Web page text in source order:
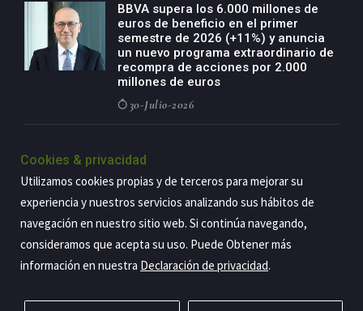
BBVA supera los 6.000 millones de
euros de beneficio en el primer
semestre de 2026 (+11%) y anuncia
un nuevo programa extraordinario de
recompra de acciones por 2.000
millones de euros
30-Julio-2026
negocio agro con un modelo global
de especialización presente en siete
países
29-Julio-2026
Cookies & privacidad
Utilizamos cookies propias y de terceros para mejorar su
experiencia y nuestros servicios analizando sus hábitos de
navegación en nuestro sitio web. Si continúa navegando,
consideramos que acepta su uso. Puede Obtener más
información en nuestra Declaración de privacidad.